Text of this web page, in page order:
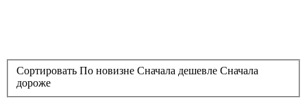
Сортировать По новизне Сначала дешевле Сначала
дороже